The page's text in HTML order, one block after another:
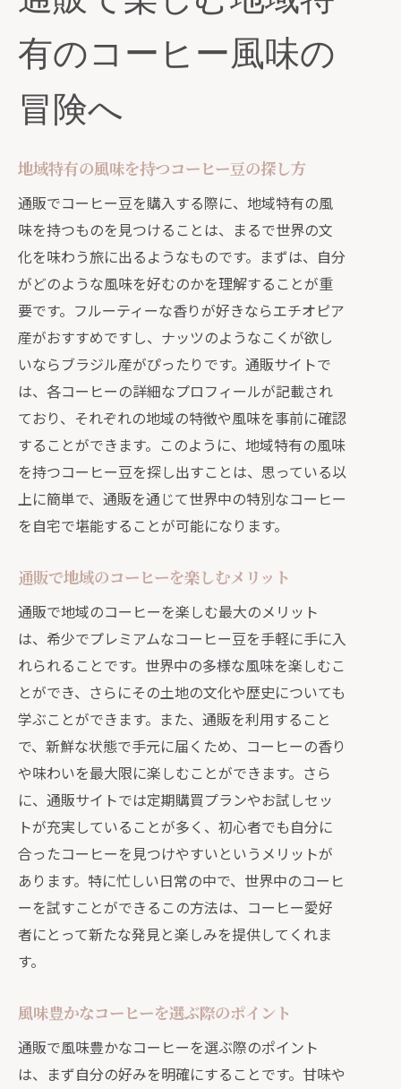
有のコーヒー風味の
冒険へ
地域特有の風味を持つコーヒー豆の探し方
通販でコーヒー豆を購入する際に、地域特有の風
味を持つものを見つけることは、まるで世界の文
化を味わう旅に出るようなものです。まずは、自分
がどのような風味を好むのかを理解することが重
要です。フルーティーな香りが好きならエチオピア
産がおすすめですし、ナッツのようなこくが欲し
いならブラジル産がぴったりです。通販サイトで
は、各コーヒーの詳細なプロフィールが記載され
ており、それぞれの地域の特徴や風味を事前に確認
することができます。このように、地域特有の風味
を持つコーヒー豆を探し出すことは、思っている以
上に簡単で、通販を通じて世界中の特別なコーヒー
を自宅で堪能することが可能になります。
通販で地域のコーヒーを楽しむメリット
通販で地域のコーヒーを楽しむ最大のメリット
は、希少でプレミアムなコーヒー豆を手軽に手に入
れられることです。世界中の多様な風味を楽しむこ
とができ、さらにその土地の文化や歴史についても
学ぶことができます。また、通販を利用すること
で、新鮮な状態で手元に届くため、コーヒーの香り
や味わいを最大限に楽しむことができます。さら
に、通販サイトでは定期購買プランやお試しセッ
トが充実していることが多く、初心者でも自分に
合ったコーヒーを見つけやすいというメリットが
あります。特に忙しい日常の中で、世界中のコーヒ
ーを試すことができるこの方法は、コーヒー愛好
者にとって新たな発見と楽しみを提供してくれま
す。
風味豊かなコーヒーを選ぶ際のポイント
通販で風味豊かなコーヒーを選ぶ際のポイント
は、まず自分の好みを明確にすることです。甘味や